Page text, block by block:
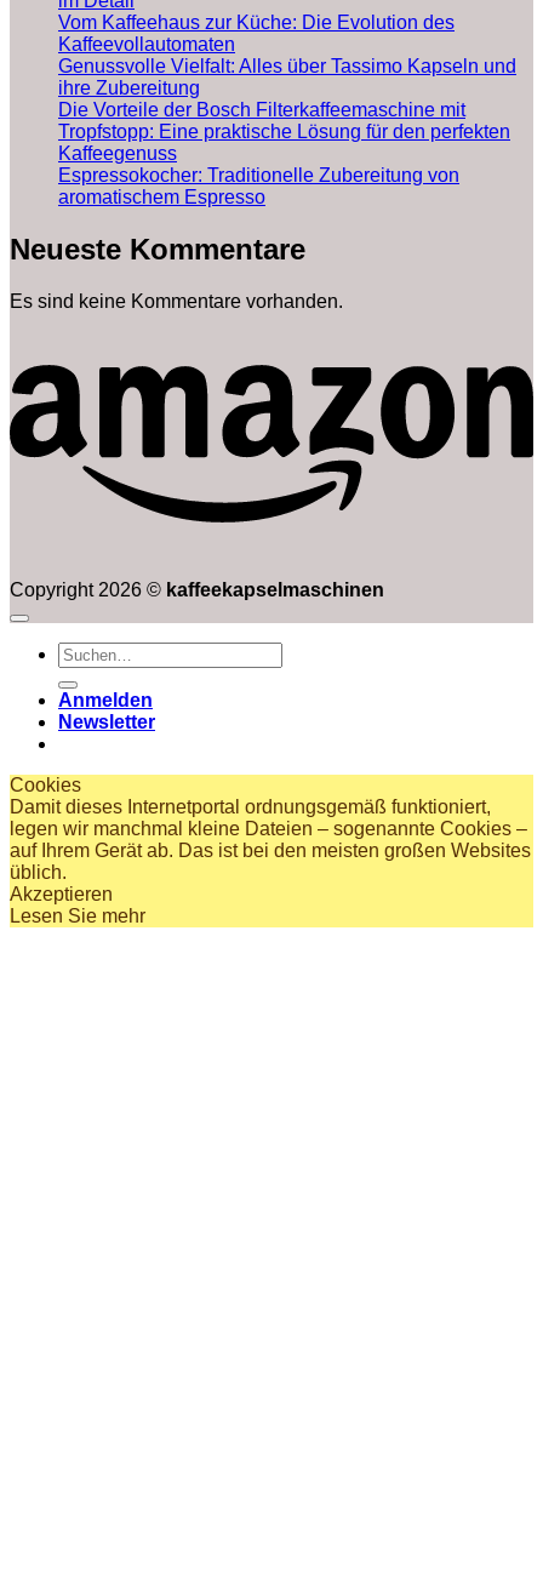
Vom Kaffeehaus zur Küche: Die Evolution des
Kaffeevollautomaten
Genussvolle Vielfalt: Alles über Tassimo Kapseln und
ihre Zubereitung
Die Vorteile der Bosch Filterkaffeemaschine mit
Tropfstopp: Eine praktische Lösung für den perfekten
Kaffeegenuss
Espressokocher: Traditionelle Zubereitung von
aromatischem Espresso
Neueste Kommentare
Es sind keine Kommentare vorhanden.
Copyright 2026 © kaffeekapselmaschinen
Suchen
nach:
Anmelden
Newsletter
Cookies
Damit dieses Internetportal ordnungsgemäß funktioniert,
legen wir manchmal kleine Dateien – sogenannte Cookies –
auf Ihrem Gerät ab. Das ist bei den meisten großen Websites
üblich.
Akzeptieren
Lesen Sie mehr